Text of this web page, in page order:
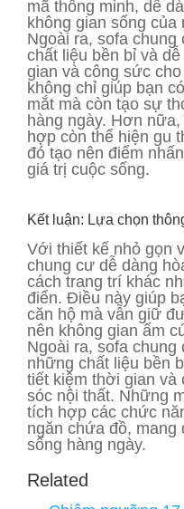
mã thông minh, dễ
không gian sống của
Ngoài ra, sofa
chất liệu bền bỉ và
gian và công sức
không chỉ giúp bạn
mắt mà còn tạo sự
hàng ngày. Hơn
hợp còn thể hiện gu
đó tạo nên điểm
giá trị cuộc sống.
Kết luận: Lựa chọn
Với thiết kế nhỏ gọn
chung cư dễ dàng
cách trang trí khác
điển. Điều này giúp
căn hộ mà vẫn giữ
nên không gian ấm
Ngoài ra, sofa
những chất liệu bền
tiết kiệm thời gian và
sóc nội thất. Những
tích hợp các chức
ngăn chứa đồ, mang
sống hàng ngày.
Related